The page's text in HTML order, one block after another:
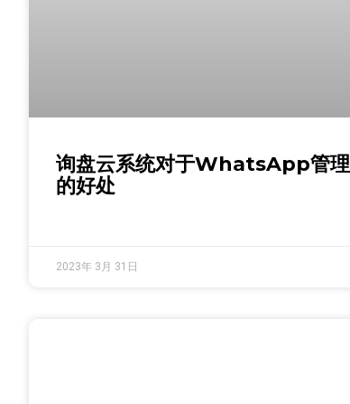
询盘云系统对于WhatsApp管理
的好处
2023年 3月 31日